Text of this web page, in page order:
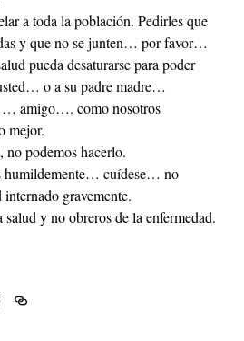
a toda la población. Pedirles que
y que no se junten… por favor…
pueda desaturarse para poder
o a su padre madre…
amigo…. como nosotros
mejor.
no podemos hacerlo.
humildemente… cuídese… no
gravemente.
salud y no obreros de la enfermedad.